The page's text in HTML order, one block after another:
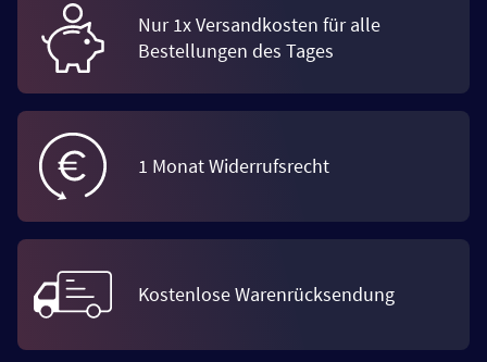
Nur 1x Versandkosten für alle
Bestellungen des Tages
1 Monat Widerrufsrecht
Kostenlose Warenrücksendung